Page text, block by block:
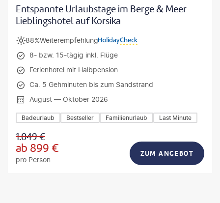
Entspannte Urlaubstage im Berge & Meer
Lieblingshotel auf Korsika
Weiterempfehlung
88%
8- bzw. 15-tägig inkl. Flüge
Ferienhotel mit Halbpension
Ca. 5 Gehminuten bis zum Sandstrand
August — Oktober 2026
Badeurlaub Bestseller Familienurlaub Last Minute
1.049€
ab 899 €
pro Person
ZUM ANGEBOT